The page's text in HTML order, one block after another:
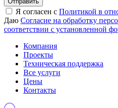
Я согласен с Политикой в
Даю Согласие на обработку
соответствии с установленной
Компания
Проекты
Техническая поддержка
Все услуги
Цены
Контакты